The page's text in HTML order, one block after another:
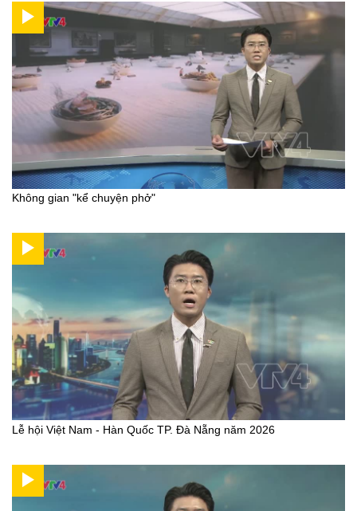
Không gian "kể chuyện phở"
Lễ hội Việt Nam - Hàn Quốc TP. Đà Nẵng năm 2026